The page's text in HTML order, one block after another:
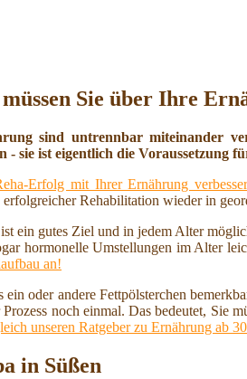
Sie über Ihre
sind untrennbar miteinander
sie ist eigentlich die Voraussetzung
Erfolg mit Ihrer Ernährung
Rehabilitation wieder in
ein gutes Ziel und in jedem Alter
hormonelle Umstellungen im Alter
an!
ein oder andere Fettpölsterchen
noch einmal. Das bedeutet, Sie
unseren Ratgeber zu Ernährung ab
in Süßen